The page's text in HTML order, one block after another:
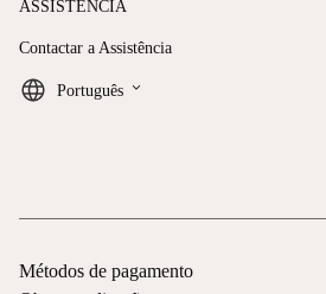
ASSISTÊNCIA
Contactar a Assistência
Português keyboard_arrow_down
Métodos de pagamento